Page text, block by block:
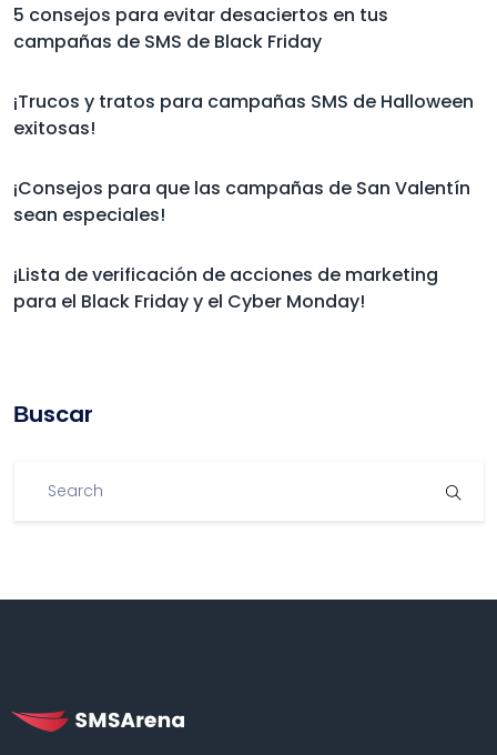
5 consejos para evitar desaciertos en tus
campañas de SMS de Black Friday
¡Trucos y tratos para campañas SMS de Halloween
exitosas!
¡Consejos para que las campañas de San Valentín
sean especiales!
¡Lista de verificación de acciones de marketing
para el Black Friday y el Cyber Monday!
Βuscar